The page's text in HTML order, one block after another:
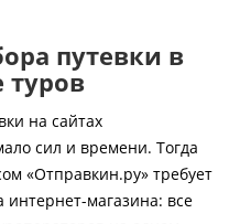
путевки в
туров
на сайтах
сил и времени. Тогда
«Отправкин.ру» требует
магазина: все